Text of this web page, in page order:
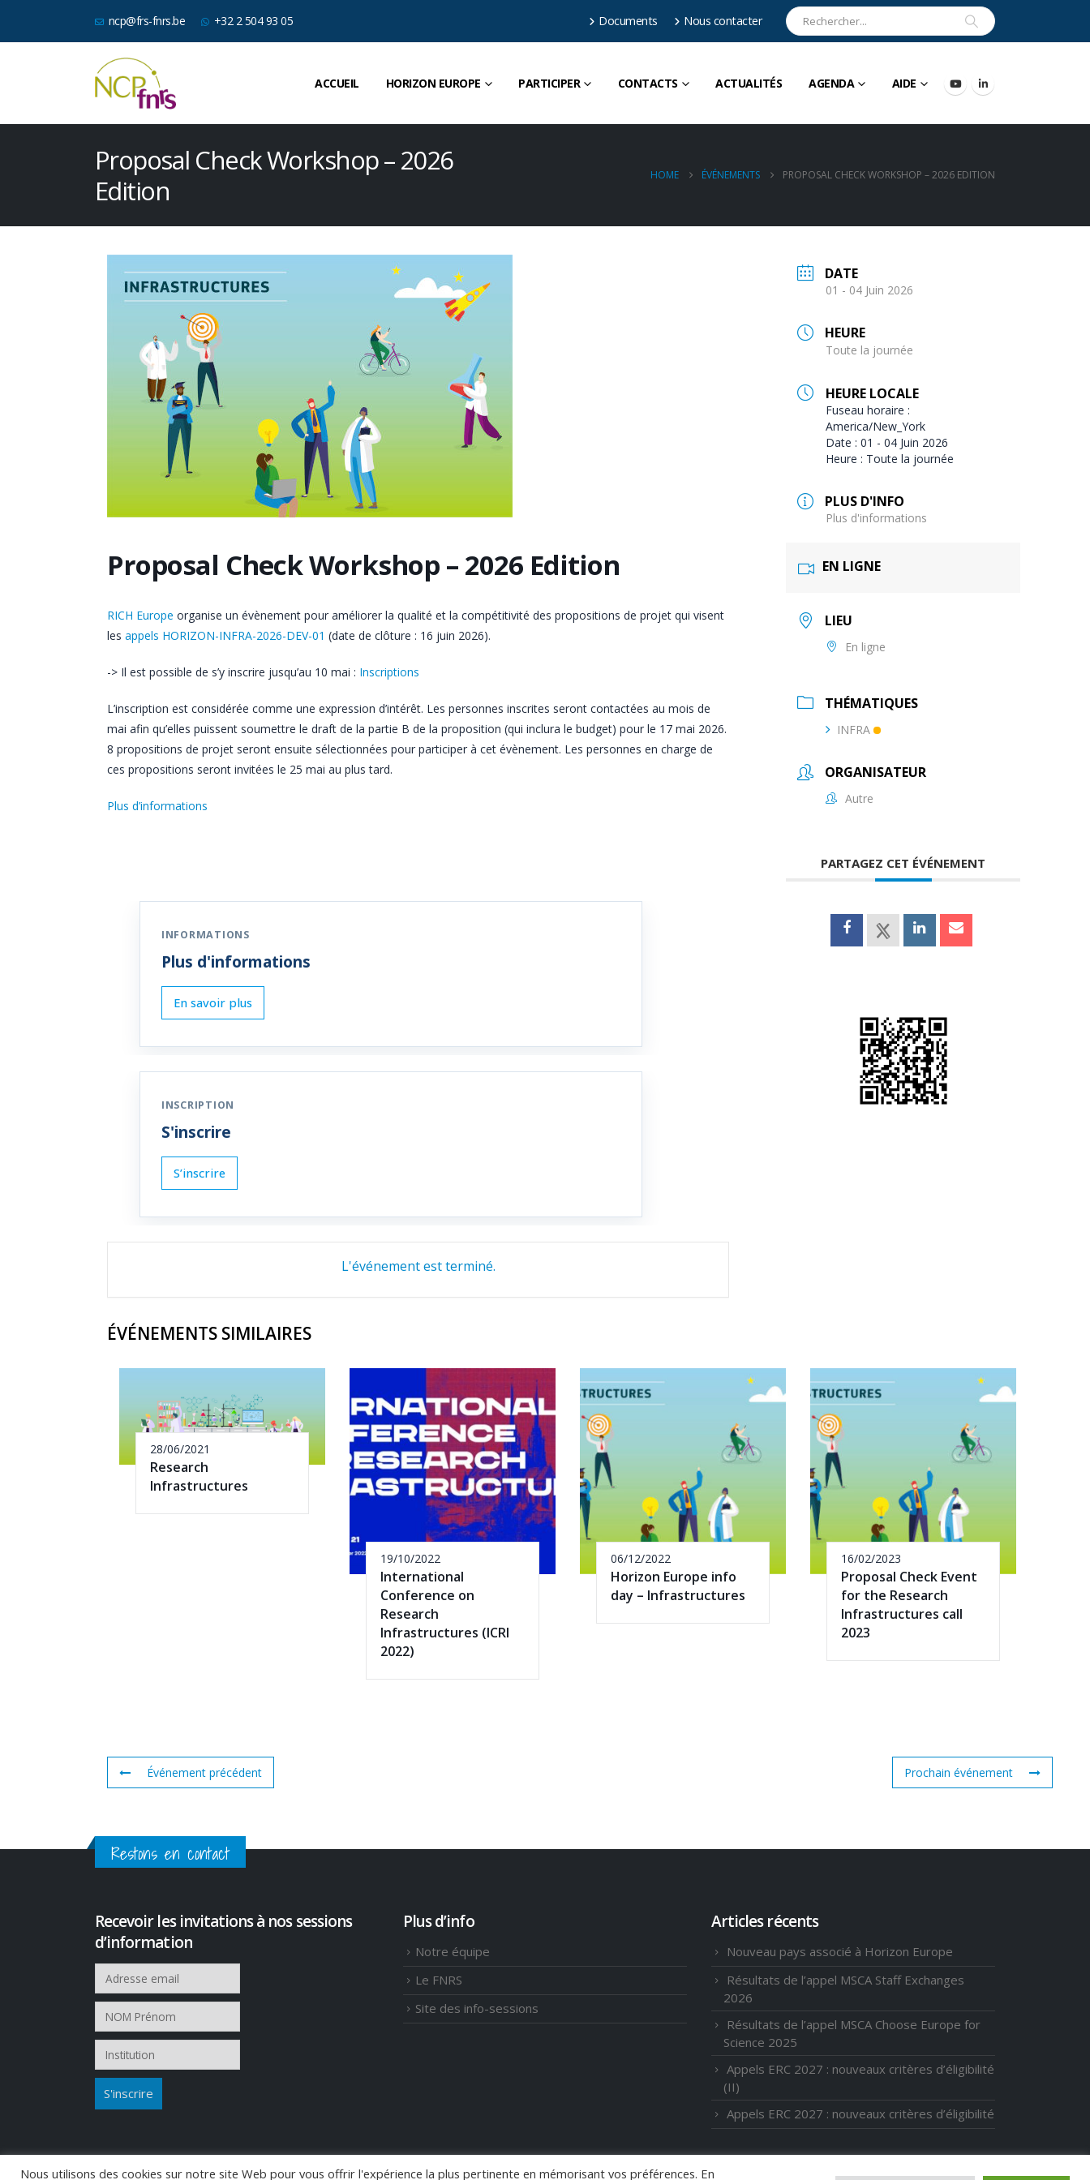
ncp@frs-fnrs.be +32 2 504 93 05 Documents Nous contacter
ACCUEIL HORIZON EUROPE PARTICIPER CONTACTS ACTUALITÉS AGENDA AIDE
Proposal Check Workshop – 2026
Edition
HOME ÉVÉNEMENTS PROPOSAL CHECK WORKSHOP – 2026 EDITION
Proposal Check Workshop – 2026 Edition
RICH Europe organise un évènement pour améliorer la qualité et la compétitivité des propositions de projet qui visent
les appels HORIZON-INFRA-2026-DEV-01 (date de clôture : 16 juin 2026).
-> Il est possible de s’y inscrire jusqu’au 10 mai : Inscriptions
L’inscription est considérée comme une expression d’intérêt. Les personnes inscrites seront contactées au mois de
mai afin qu’elles puissent soumettre le draft de la partie B de la proposition (qui inclura le budget) pour le 17 mai 2026.
8 propositions de projet seront ensuite sélectionnées pour participer à cet évènement. Les personnes en charge de
ces propositions seront invitées le 25 mai au plus tard.
Plus d’informations
Plus d'informations
S'inscrire
L'événement est terminé.
DATE
01 - 04 Juin 2026
HEURE
Toute la journée
HEURE LOCALE
Fuseau horaire :
America/New_York
Date :01 - 04 Juin 2026
Heure : Toute la journée
PLUS D'INFO
Plus d'informations
EN LIGNE
LIEU
En ligne
THÉMATIQUES
INFRA
ORGANISATEUR
Autre
PARTAGEZ CET ÉVÉNEMENT
ÉVÉNEMENTS SIMILAIRES
28/06/2021
Research
Infrastructures
19/10/2022
International
Conference on
Research
Infrastructures (ICRI
2022)
06/12/2022
Horizon Europe info
day – Infrastructures
16/02/2023
Proposal Check Event
for the Research
Infrastructures call
2023
Événement précédent Prochain événement
Restons en contact
Recevoir les invitations à nos sessions
d’information
Plus d’info
Notre équipe
Le FNRS
Site des info-sessions
Articles récents
Nouveau pays associé à Horizon Europe
Résultats de l’appel MSCA Staff Exchanges
2026
Résultats de l’appel MSCA Choose Europe for
Science 2025
Appels ERC 2027 : nouveaux critères d’éligibilité
(II)
Appels ERC 2027 : nouveaux critères d’éligibilité
Nous utilisons des cookies sur notre site Web pour vous offrir l'expérience la plus pertinente en mémorisant vos préférences. En